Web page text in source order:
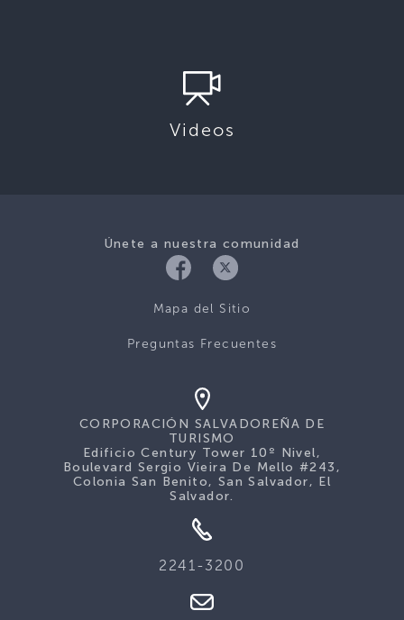
Videos
Únete a nuestra comunidad
Mapa del Sitio
Preguntas Frecuentes
CORPORACIÓN SALVADOREÑA DE
TURISMO
Edificio Century Tower 10º Nivel,
Boulevard Sergio Vieira De Mello #243,
Colonia San Benito, San Salvador, El
Salvador.
2241-3200